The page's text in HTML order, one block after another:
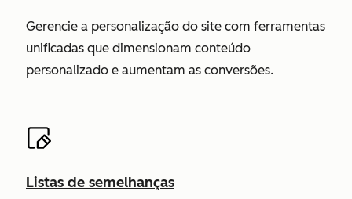
Gerencie a personalização do site com ferramentas
unificadas que dimensionam conteúdo
personalizado e aumentam as conversões.
Listas de semelhanças